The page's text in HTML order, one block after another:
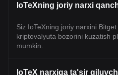
IoTeXning joriy narxi
Siz IoTeXning joriy narxini
kriptovalyuta bozorini kuzatish
mumkin.
IoTeX narxiga ta'sir